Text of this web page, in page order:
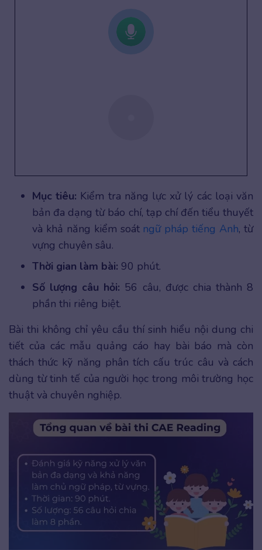
Mục tiêu: Kiểm tra năng lực xử lý các loại văn
bản đa dạng từ báo chí, tạp chí đến tiểu thuyết
và khả năng kiểm soát ngữ pháp tiếng Anh, từ
vựng chuyên sâu.
Thời gian làm bài: 90 phút.
Số lượng câu hỏi: 56 câu, được chia thành 8
phần thi riêng biệt.
Bài thi không chỉ yêu cầu thí sinh hiểu nội dung chi
tiết của các mẫu quảng cáo hay bài báo mà còn
thách thức kỹ năng phân tích cấu trúc câu và cách
dùng từ tinh tế của người học trong môi trường học
thuật và chuyên nghiệp.